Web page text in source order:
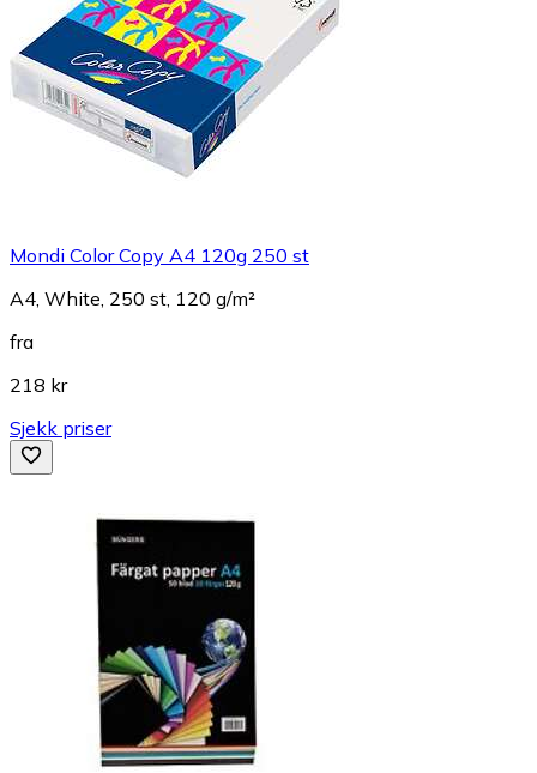
Mondi Color Copy A4 120g 250 st
A4, White, 250 st, 120 g/m²
fra
218 kr
Sjekk priser